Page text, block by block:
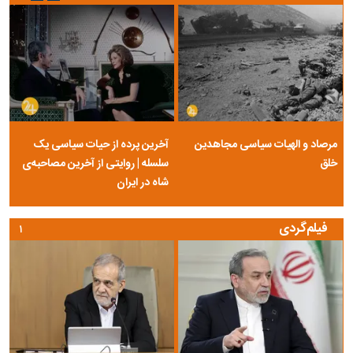
مرصاد و الهیات سیاسی مجاهدین
خلق
آخرین پرده از حیات سیاسی یک
سلسله | روایتی از آخرین مصاحبه‌ی
شاه در ایران
فیلم‌گردی ۱